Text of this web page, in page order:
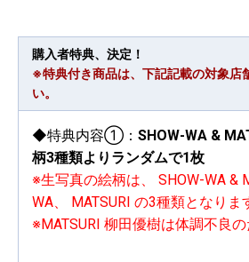
購入者特典、決定！
※特典付き商品は、下記記載の対象店
い。
◆特典内容①： SHOW-WA &
柄3種類よりランダムで1枚
※生写真の絵柄は、 SHOW-WA &
WA、 MATSURI の3種類となりま
※MATSURI 柳田優樹は体調不良の